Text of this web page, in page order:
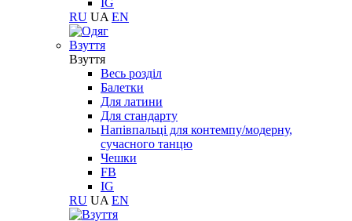
IG
RU UA EN
Взуття
Взуття
Весь розділ
Балетки
Для латини
Для стандарту
Напівпальці для контемпу/модерну,
сучасного танцю
Чешки
FB
IG
RU UA EN